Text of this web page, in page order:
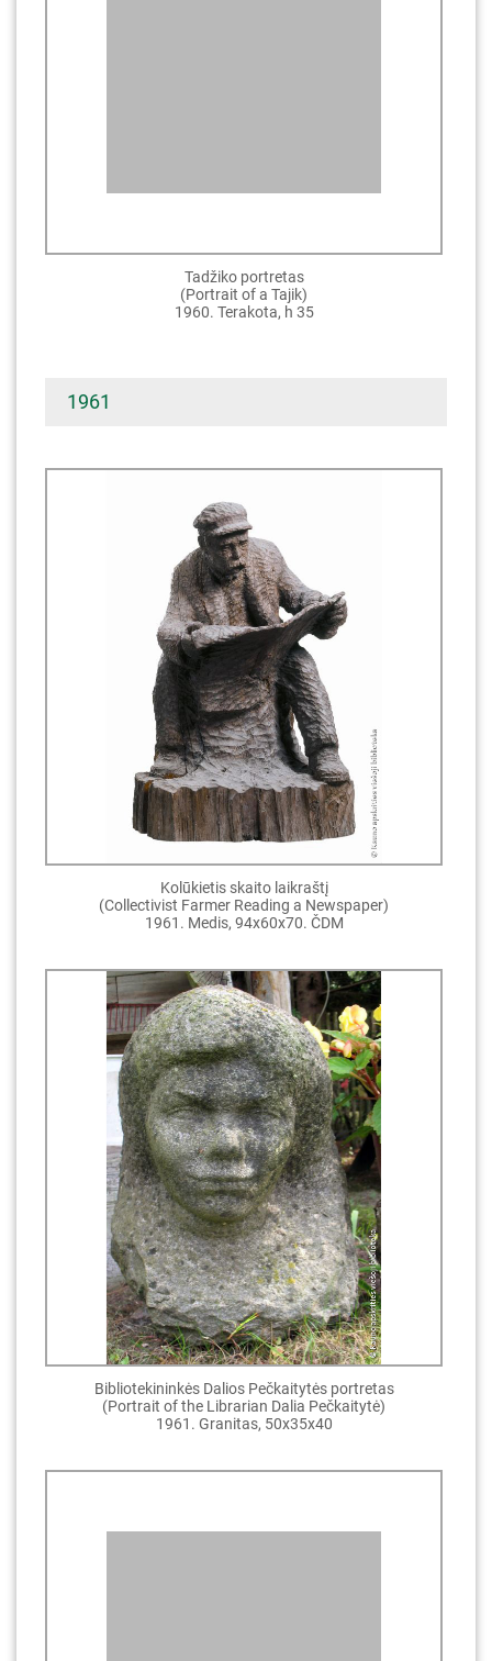
Tadžiko portretas
(Portrait of a Tajik)
1960. Terakota, h 35
1961
Kolūkietis skaito laikraštį
(Collectivist Farmer Reading a Newspaper)
1961. Medis, 94x60x70. ČDM
Bibliotekininkės Dalios Pečkaitytės portretas
(Portrait of the Librarian Dalia Pečkaitytė)
1961. Granitas, 50x35x40